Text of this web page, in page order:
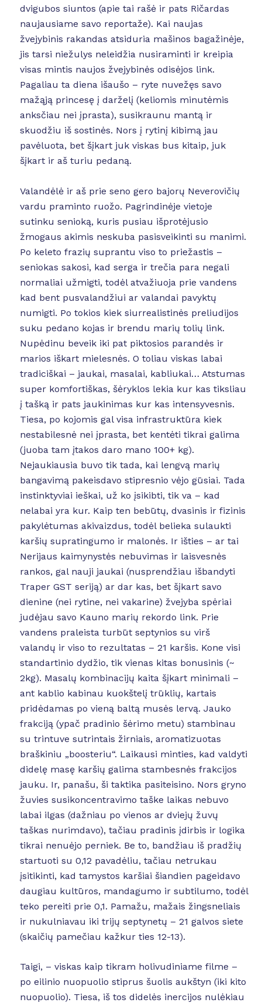
dvigubos siuntos (apie tai rašė ir pats Ričardas
naujausiame savo reportaže). Kai naujas
žvejybinis rakandas atsiduria mašinos bagažinėje,
jis tarsi niežulys neleidžia nusiraminti ir kreipia
visas mintis naujos žvejybinės odisėjos link.
Pagaliau ta diena išaušo – ryte nuvežęs savo
mažąją princesę į darželį (keliomis minutėmis
anksčiau nei įprasta), susikraunu mantą ir
skuodžiu iš sostinės. Nors į rytinį kibimą jau
pavėluota, bet šįkart juk viskas bus kitaip, juk
šįkart ir aš turiu pedaną.
Valandėlė ir aš prie seno gero bajorų Neverovičių
vardu praminto ruožo. Pagrindinėje vietoje
sutinku senioką, kuris pusiau išprotėjusio
žmogaus akimis neskuba pasisveikinti su manimi.
Po keleto frazių suprantu viso to priežastis –
seniokas sakosi, kad serga ir trečia para negali
normaliai užmigti, todėl atvažiuoja prie vandens
kad bent pusvalandžiui ar valandai pavyktų
numigti. Po tokios kiek siurrealistinės preliudijos
suku pedano kojas ir brendu marių tolių link.
Nupėdinu beveik iki pat piktosios parandės ir
marios iškart mielesnės. O toliau viskas labai
tradiciškai – jaukai, masalai, kabliukai… Atstumas
super komfortiškas, šėryklos lekia kur kas tiksliau
į tašką ir pats jaukinimas kur kas intensyvesnis.
Tiesa, po kojomis gal visa infrastruktūra kiek
nestabilesnė nei įprasta, bet kentėti tikrai galima
(juoba tam įtakos daro mano 100+ kg).
Nejaukiausia buvo tik tada, kai lengvą marių
bangavimą pakeisdavo stipresnio vėjo gūsiai. Tada
instinktyviai ieškai, už ko įsikibti, tik va – kad
nelabai yra kur. Kaip ten bebūtų, dvasinis ir fizinis
pakylėtumas akivaizdus, todėl belieka sulaukti
karšių supratingumo ir malonės. Ir išties – ar tai
Nerijaus kaimynystės nebuvimas ir laisvesnės
rankos, gal nauji jaukai (nusprendžiau išbandyti
Traper GST seriją) ar dar kas, bet šįkart savo
dienine (nei rytine, nei vakarine) žvejyba spėriai
judėjau savo Kauno marių rekordo link. Prie
vandens praleista turbūt septynios su virš
valandų ir viso to rezultatas – 21 karšis. Kone visi
standartinio dydžio, tik vienas kitas bonusinis (~
2kg). Masalų kombinacijų kaita šįkart minimali –
ant kablio kabinau kuokštelį trūklių, kartais
pridėdamas po vieną baltą musės lervą. Jauko
frakciją (ypač pradinio šėrimo metu) stambinau
su trintuve sutrintais žirniais, aromatizuotas
braškiniu „boosteriu“. Laikausi minties, kad valdyti
didelę masę karšių galima stambesnės frakcijos
jauku. Ir, panašu, ši taktika pasiteisino. Nors gryno
žuvies susikoncentravimo taške laikas nebuvo
labai ilgas (dažniau po vienos ar dviejų žuvų
taškas nurimdavo), tačiau pradinis įdirbis ir logika
tikrai nenuėjo perniek. Be to, bandžiau iš pradžių
startuoti su 0,12 pavadėliu, tačiau netrukau
įsitikinti, kad tamystos karšiai šiandien pageidavo
daugiau kultūros, mandagumo ir subtilumo, todėl
teko pereiti prie 0,1. Pamažu, mažais žingsneliais
ir nukulniavau iki trijų septynetų – 21 galvos siete
(skaičių pamečiau kažkur ties 12-13).
Taigi, – viskas kaip tikram holivudiniame filme –
po eilinio nuopuolio stiprus šuolis aukštyn (iki kito
nuopuolio). Tiesa, iš tos didelės inercijos nulėkiau